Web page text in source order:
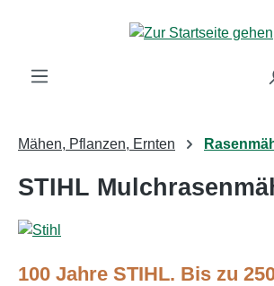
Zum Hauptinhalt springen
Mähen, Pflanzen, Ernten
STIHL
100 Jahre STIHL. Bis zu